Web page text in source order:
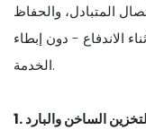
المتبادل، والحفاظ
الاندفاع - دون إبطاء
الخدمة.
الساخن والبارد